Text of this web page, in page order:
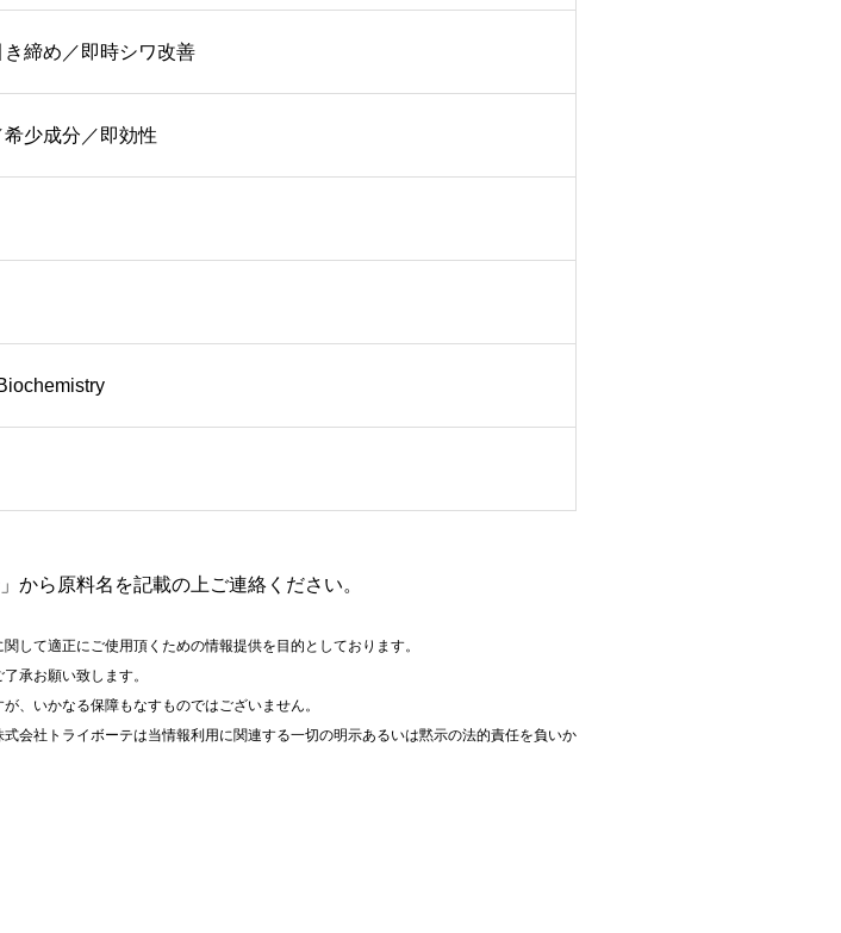
き締め／即時シワ改善
希少成分／即効性
」から原料名を記載の上ご連絡ください。
して適正にご使用頂くための情報提供を目的としております。
承お願い致します。
、いかなる保障もなすものではございません。
会社トライボーテは当情報利用に関連する一切の明示あるいは黙示の法的責任を負いか